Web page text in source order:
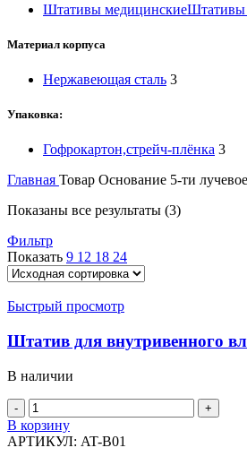
Штативы медицинскиеШтативы
Материал корпуса
Нержавеющая сталь 3
Упаковка:
Гофрокартон,стрейч-плёнка 3
Главная Товар Основание 5-ти лучевое
Показаны все результаты (3)
Фильтр
Показать 9 12 18 24
Быстрый просмотр
Штатив для внутривенного
В наличии
В корзину
АРТИКУЛ: AT-B01